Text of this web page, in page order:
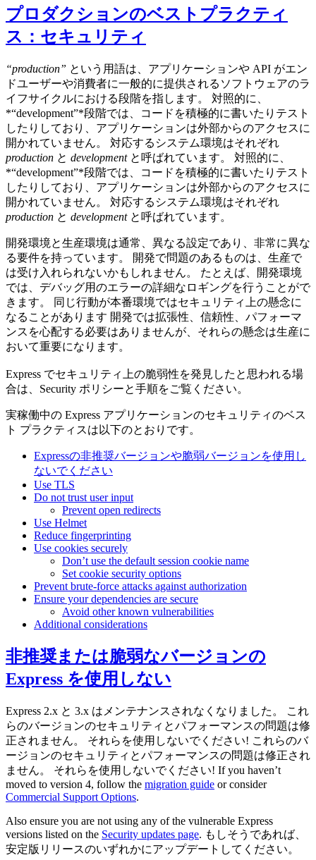
プロダクションのベストプラクティ
ス：セキュリティ
“production” という用語は、アプリケーションや API がエン
ドユーザーや消費者に一般的に提供されるソフトウェアのラ
イフサイクルにおける段階を指します。 対照的に、
*“development”*段階では、コードを積極的に書いたりテスト
したりしており、アプリケーションは外部からのアクセスに
開かれていません。 対応するシステム環境はそれぞれ
production と developmentと呼ばれています。 対照的に、
*“development”*段階では、コードを積極的に書いたりテスト
したりしており、アプリケーションは外部からのアクセスに
開かれていません。 対応するシステム環境はそれぞれ
production と developmentと呼ばれています。
開発環境と生産環境は通常、異なる設定であり、非常に異な
る要件を持っています。 開発で問題のあるものは、生産で
は受け入れられないかもしれません。 たとえば、開発環境
では、デバッグ用のエラーの詳細なロギングを行うことがで
きます。 同じ行動が本番環境ではセキュリティ上の懸念に
なることがあります 開発では拡張性、信頼性、パフォーマ
ンスを心配する必要はありませんが、それらの懸念は生産に
おいて重要になります。
Express でセキュリティ上の脆弱性を発見したと思われる場
合は、Security ポリシーと手順をご覧ください。
実稼働中の Express アプリケーションのセキュリティのベス
ト プラクティスは以下のとおりです。
Expressの非推奨バージョンや脆弱バージョンを使用し
ないでください
Use TLS
Do not trust user input
Prevent open redirects
Use Helmet
Reduce fingerprinting
Use cookies securely
Don’t use the default session cookie name
Set cookie security options
Prevent brute-force attacks against authorization
Ensure your dependencies are secure
Avoid other known vulnerabilities
Additional considerations
非推奨または脆弱なバージョンの
Express を使用しない
Express 2.x と 3.x はメンテナンスされなくなりました。 これ
らのバージョンのセキュリティとパフォーマンスの問題は修
正されません。 それらを使用しないでください! これらのバ
ージョンのセキュリティとパフォーマンスの問題は修正され
ません。 それらを使用しないでください! If you haven’t
moved to version 4, follow the migration guide or consider
Commercial Support Options.
Also ensure you are not using any of the vulnerable Express
versions listed on the Security updates page. もしそうであれば、
安定版リリースのいずれかにアップデートしてください。